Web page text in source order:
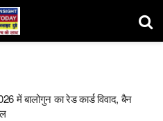
में बालोगुन का रेड कार्ड विवाद, बैन